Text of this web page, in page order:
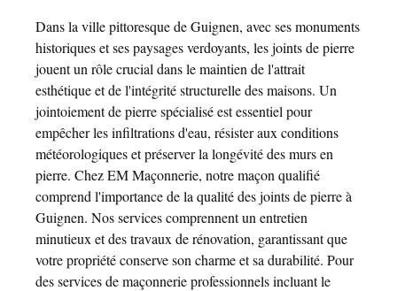
Dans la ville pittoresque de Guignen, avec ses monuments
historiques et ses paysages verdoyants, les joints de pierre
jouent un rôle crucial dans le maintien de l'attrait
esthétique et de l'intégrité structurelle des maisons. Un
jointoiement de pierre spécialisé est essentiel pour
empêcher les infiltrations d'eau, résister aux conditions
météorologiques et préserver la longévité des murs en
pierre. Chez EM Maçonnerie, notre maçon qualifié
comprend l'importance de la qualité des joints de pierre à
Guignen. Nos services comprennent un entretien
minutieux et des travaux de rénovation, garantissant que
votre propriété conserve son charme et sa durabilité. Pour
des services de maçonnerie professionnels incluant le